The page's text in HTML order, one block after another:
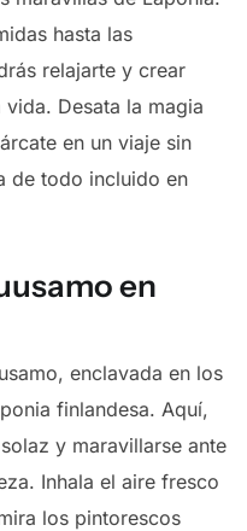
hasta las
relajarte y crear
Desata la magia
en un viaje sin
de todo incluido en
en
enclavada en los
finlandesa. Aquí,
y maravillarse ante
Inhala el aire fresco
los pintorescos